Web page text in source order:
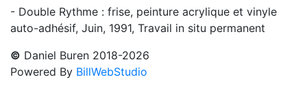
- Double Rythme : frise, peinture acrylique et vinyle
auto-adhésif, Juin, 1991, Travail in situ permanent
© Daniel Buren 2018-2026
Powered By BillWebStudio